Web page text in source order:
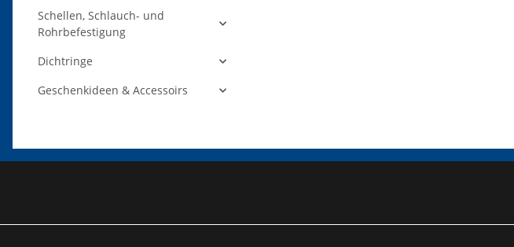
Schellen, Schlauch- und
Rohrbefestigung
Dichtringe
Geschenkideen & Accessoirs